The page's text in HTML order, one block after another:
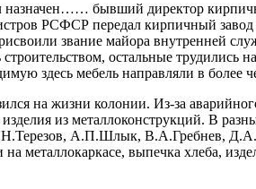
бывший директор
РСФСР передал кирпичный
звание майора внутренней
остальные
здесь мебель направляли в более
на жизни колонии. Из-за
изделия из металлоконструкций. В
А.П.Шлык, В.А.Гребнев,
металлокаркасе, выпечка хлеба,